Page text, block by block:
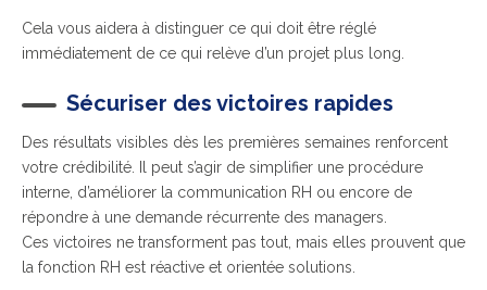
Cela vous aidera à distinguer ce qui doit être réglé
immédiatement de ce qui relève d’un projet plus long.
Sécuriser des victoires rapides
Des résultats visibles dès les premières semaines renforcent
votre crédibilité. Il peut s’agir de simplifier une procédure
interne, d’améliorer la communication RH ou encore de
répondre à une demande récurrente des managers.
Ces victoires ne transforment pas tout, mais elles prouvent que
la fonction RH est réactive et orientée solutions.